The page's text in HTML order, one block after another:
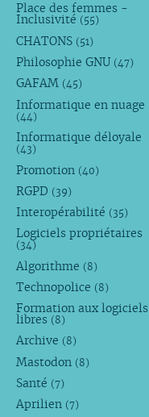
Place des femmes -
Inclusivité (55)
CHATONS (51)
Philosophie GNU (47)
GAFAM (45)
Informatique en nuage
(44)
Informatique déloyale
(43)
Promotion (40)
RGPD (39)
Interopérabilité (35)
Logiciels propriétaires
(34)
Algorithme (8)
Technopolice (8)
Formation aux logiciels
libres (8)
Archive (8)
Mastodon (8)
Santé (7)
Aprilien (7)